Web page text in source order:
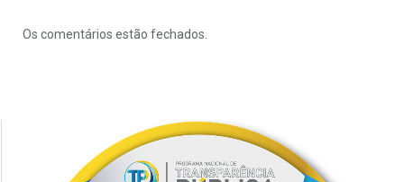
Os comentários estão fechados.